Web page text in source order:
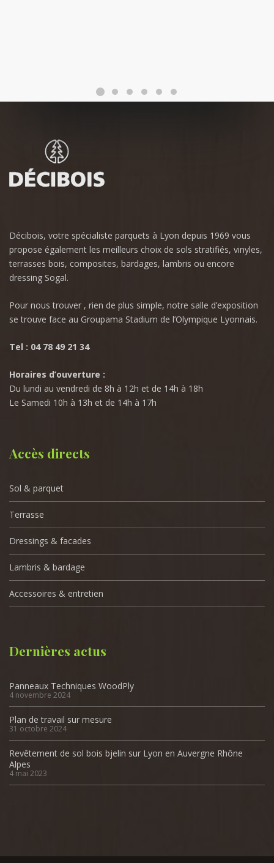
Décibois, votre spécialiste parquets à Lyon depuis 1969 vous
propose également les meilleurs choix de sols stratifiés, vinyles,
terrasses bois, composites, bardages, lambris ou encore
dressing Sogal.
Pour nous trouver , rien de plus simple, notre salle d’exposition
se trouve face au Groupama Stadium de l’Olympique Lyonnais.
Tel : 04 78 49 21 34
Horaires d’ouverture :
Du lundi au vendredi de 8h à 12h et de 14h à 18h
Le Samedi 10h à 13h et de 14h à 17h
Accès directs
Sol & parquet
Terrasse
Dressings & facades
Lambris & bardage
Accessoires & entretien
Dernières actus
Panneaux Techniques WoodPly
4 novembre 2024
Plan de travail sur mesure
31 octobre 2024
Revêtement de sol bois bjelin sur Lyon en Auvergne Rhône
Alpes
4 mai 2023